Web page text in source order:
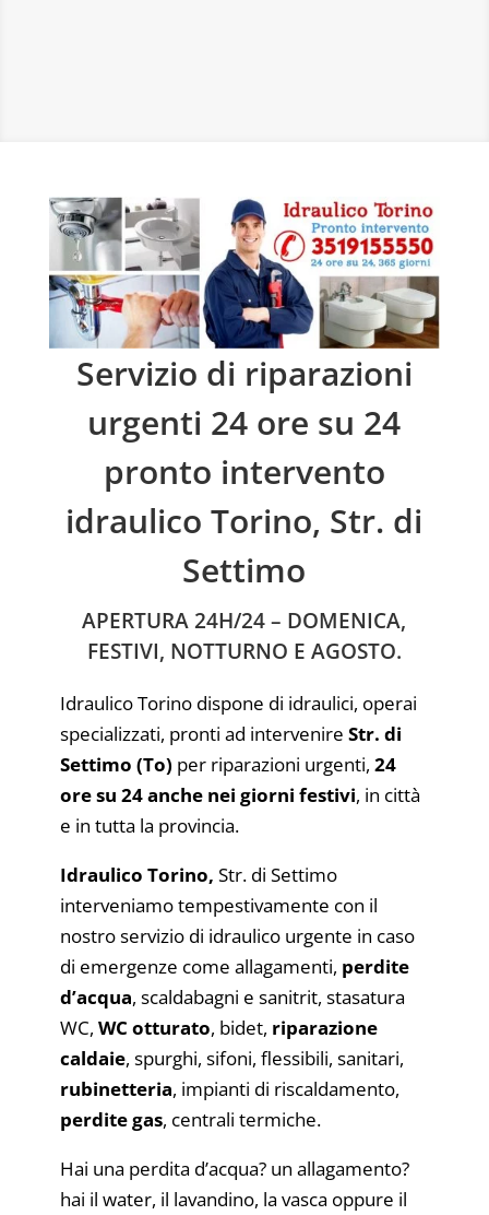
Servizio di riparazioni
urgenti 24 ore su 24
pronto intervento
idraulico Torino, Str. di
Settimo
APERTURA 24H/24 – DOMENICA,
FESTIVI, NOTTURNO E AGOSTO.
Idraulico Torino dispone di idraulici, operai
specializzati, pronti ad intervenire Str. di
Settimo (To) per riparazioni urgenti, 24
ore su 24 anche nei giorni festivi, in città
e in tutta la provincia.
Idraulico Torino, Str. di Settimo
interveniamo tempestivamente con il
nostro servizio di idraulico urgente in caso
di emergenze come allagamenti, perdite
d’acqua, scaldabagni e sanitrit, stasatura
WC, WC otturato, bidet, riparazione
caldaie, spurghi, sifoni, flessibili, sanitari,
rubinetteria, impianti di riscaldamento,
perdite gas, centrali termiche.
Hai una perdita d’acqua? un allagamento?
hai il water, il lavandino, la vasca oppure il